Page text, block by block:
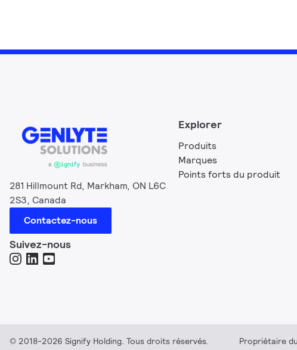
281 Hillmount Rd, Markham, ON L6C
2S3, Canada
Contactez-nous
Suivez-nous
Explorer
Produits
Marques
Points forts du produit
© 2018-2026 Signify Holding. Tous droits réservés. Propriétaire